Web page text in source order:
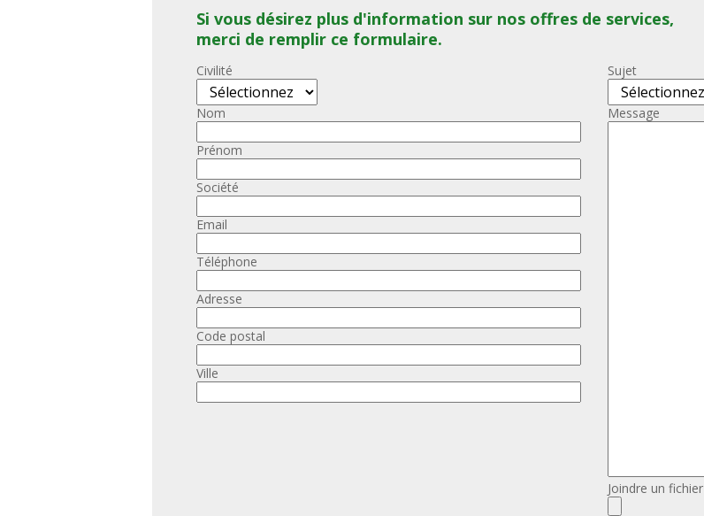
Si vous désirez plus d'information sur nos offres de services,
merci de remplir ce formulaire.
Civilité
Nom
Prénom
Société
Email
Téléphone
Adresse
Code postal
Ville
Sujet
Message
Joindre un fichier